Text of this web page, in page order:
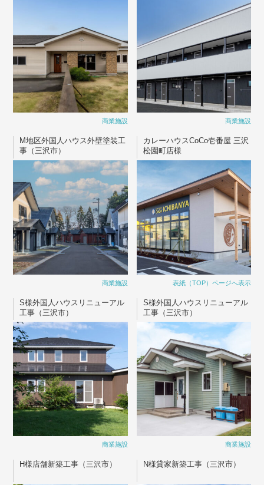
商業施設 商業施設
M地区外国人ハウス外壁塗装工
事（三沢市）
商業施設
カレーハウスCoCo壱番屋 三沢
松園町店様
表紙（TOP）ページへ表示
S様外国人ハウスリニューアル
工事（三沢市）
商業施設
S様外国人ハウスリニューアル
工事（三沢市）
商業施設
H様店舗新築工事（三沢市） N様貸家新築工事（三沢市）